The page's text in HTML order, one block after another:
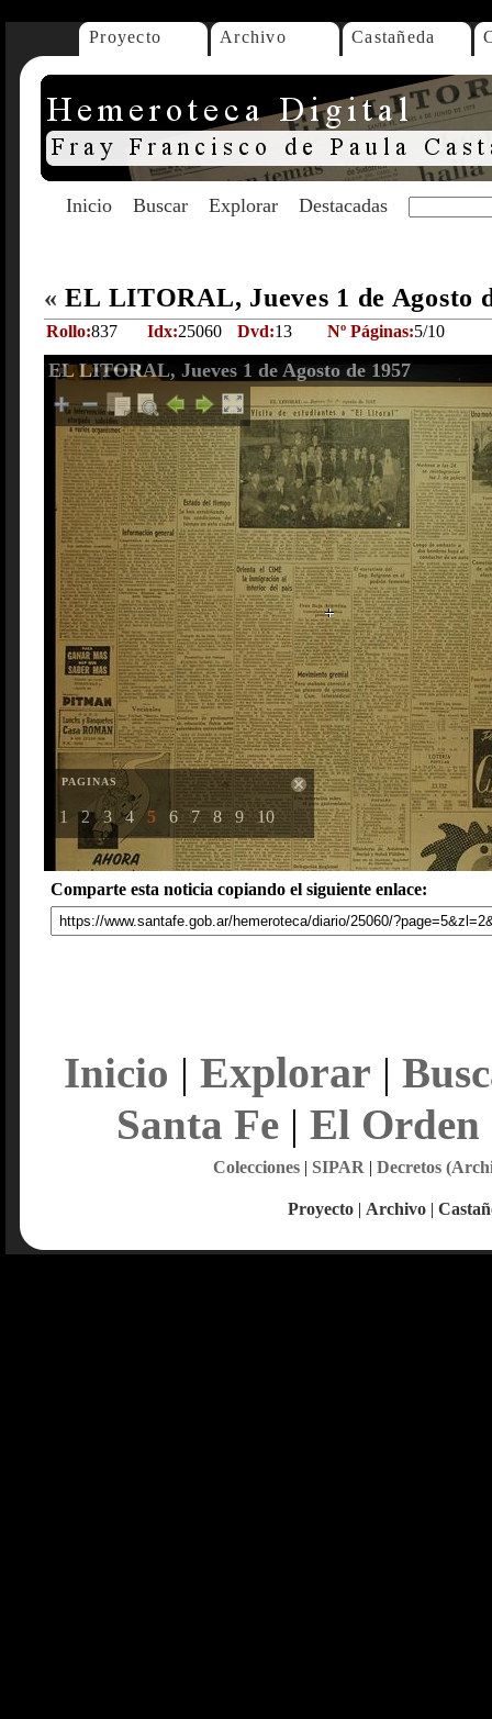
Proyecto Archivo Castañeda
Inicio Buscar Explorar Destacadas
« EL LITORAL, Jueves 1 de Agosto
Rollo:837 Idx:25060 Dvd:13 Nº Páginas:5/10
EL LITORAL, Jueves 1 de Agosto de 1957
PAGINAS
1 2 3 4 5 6 7 8 9 10
Comparte esta noticia copiando el siguiente enlace:
Inicio | Explorar |
Santa Fe| El Orden
Colecciones| SIPAR | Decretos
Proyecto | Archivo |